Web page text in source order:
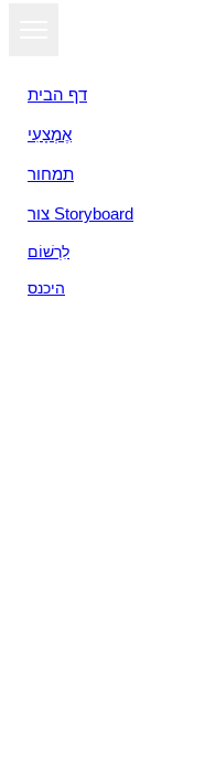
דף הבית
אֶמְצָעִי
תמחור
צור Storyboard
לִרְשׁוֹם
היכנס
Edebi